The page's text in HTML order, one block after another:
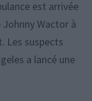
est arrivée
Wactor à
Les suspects
a lancé une